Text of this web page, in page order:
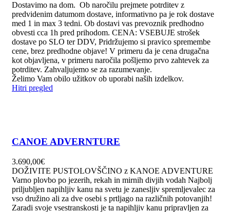
Dostavimo na dom. Ob naročilu prejmete potrditev z
predvidenim datumom dostave, informativno pa je rok dostave
med 1 in max 3 tedni. Ob dostavi vas prevoznik predhodno
obvesti cca 1h pred prihodom. CENA: VSEBUJE strošek
dostave po SLO ter DDV, Pridržujemo si pravico spremembe
cene, brez predhodne objave! V primeru da je cena drugačna
kot objavljena, v primeru naročila pošljemo prvo zahtevek za
potrditev. Zahvaljujemo se za razumevanje.
Želimo Vam obilo užitkov ob uporabi naših izdelkov.
Hitri pregled
CANOE ADVERNTURE
3.690,00€
DOŽIVITE PUSTOLOVŠČINO z KANOE ADVENTURE
Varno plovbo po jezerih, rekah in mirnih divjih vodah Najbolj
priljubljen napihljiv kanu na svetu je zanesljiv spremljevalec za
vso družino ali za dve osebi s prtljago na različnih potovanjih!
Zaradi svoje vsestranskosti je ta napihljiv kanu pripravljen za